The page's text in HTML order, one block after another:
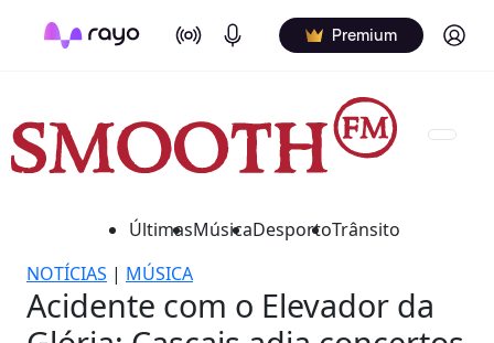
On Air Podcasts Premium Log in
ÚltimasMúsicaDesportoTrânsito
NOTÍCIAS | MÚSICA
Acidente com o Elevador da